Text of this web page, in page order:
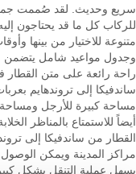
سريع وحديث. لقد صُممت جميع
للركاب كل ما قد يحتاجون
متنوعة للاختيار من بينها
وجدول مواعيد شامل يتضمن
راحة رائعة على متن القطار
ساندفيكا إلى تروندهايم
مساحة كبيرة للأرجل ومساحة
أيضاً للاستمتاع بالمناظر
القطار من ساندفيكا إلى
مراكز المدينة ويمكن
يسهل عملية التنقل بشكلٍ كبير.